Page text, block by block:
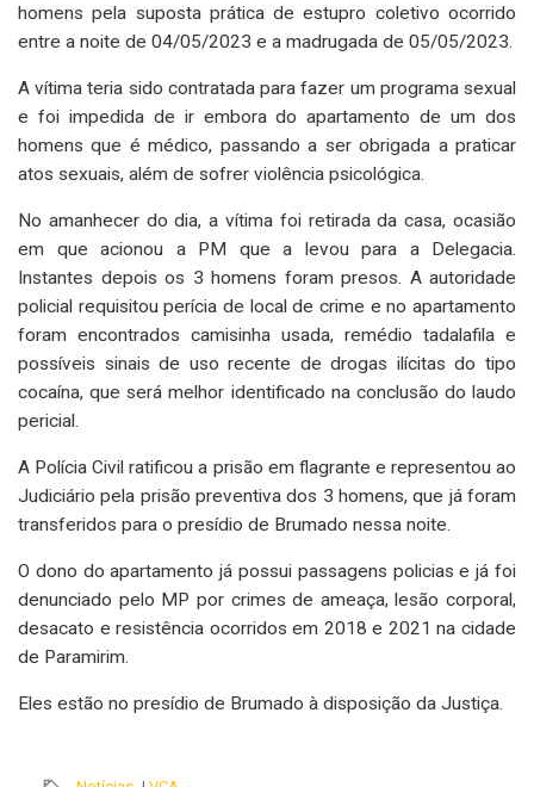
homens pela suposta prática de estupro coletivo ocorrido
entre a noite de 04/05/2023 e a madrugada de 05/05/2023.
A vítima teria sido contratada para fazer um programa sexual
e foi impedida de ir embora do apartamento de um dos
homens que é médico, passando a ser obrigada a praticar
atos sexuais, além de sofrer violência psicológica.
No amanhecer do dia, a vítima foi retirada da casa, ocasião
em que acionou a PM que a levou para a Delegacia.
Instantes depois os 3 homens foram presos. A autoridade
policial requisitou perícia de local de crime e no apartamento
foram encontrados camisinha usada, remédio tadalafila e
possíveis sinais de uso recente de drogas ilícitas do tipo
cocaína, que será melhor identificado na conclusão do laudo
pericial.
A Polícia Civil ratificou a prisão em flagrante e representou ao
Judiciário pela prisão preventiva dos 3 homens, que já foram
transferidos para o presídio de Brumado nessa noite.
O dono do apartamento já possui passagens policias e já foi
denunciado pelo MP por crimes de ameaça, lesão corporal,
desacato e resistência ocorridos em 2018 e 2021 na cidade
de Paramirim.
Eles estão no presídio de Brumado à disposição da Justiça.